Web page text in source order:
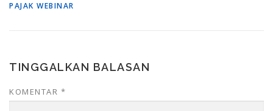
PAJAK WEBINAR
TINGGALKAN BALASAN
KOMENTAR *